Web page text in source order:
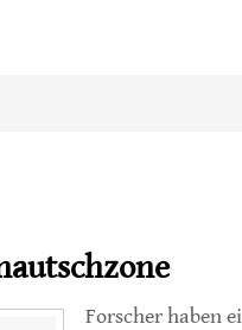
Forscher haben